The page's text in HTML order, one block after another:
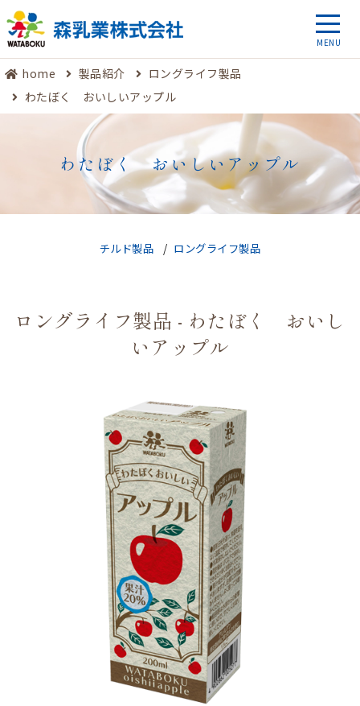
home 製品紹介
ロングライフ製品
わたぼく おいしいアップル
わたぼく おいしいアップル
チルド製品 ロングライフ製品
ロングライフ製品 - わたぼく おいし
いアップル